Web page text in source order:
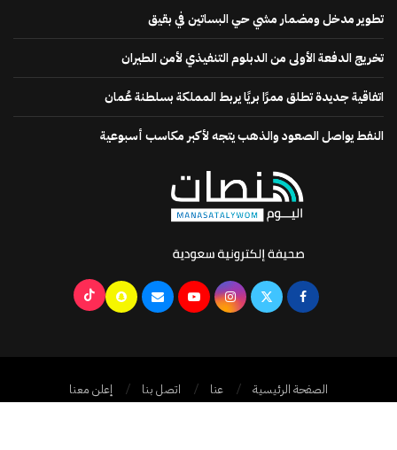
تطوير مدخل ومضمار مشي حي البساتين في بقيق
تخريج الدفعة الأولى من الدبلوم التنفيذي لأمن الطيران
اتفاقية جديدة تطلق ممرًا بريًا يربط المملكة بسلطنة عُمان
النفط يواصل الصعود والذهب يتجه لأكبر مكاسب أسبوعية
الصفحة الرئيسية عنا اتصل بنا إعلن معنا